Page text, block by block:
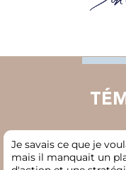
Je savais ce que je
mais il manquait un